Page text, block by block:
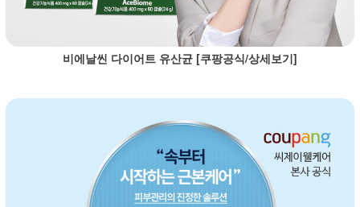
비에날씬 다이어트 유산균 [쿠팡공식/상세보기]